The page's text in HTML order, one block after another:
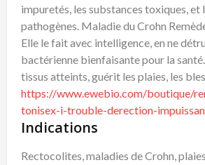
impuretés, les substances toxiques, et
pathogènes. Maladie du Crohn
Elle le fait avec intelligence, en ne
bactérienne bienfaisante pour la
tissus atteints, guérit les plaies, les
https://www.ewebio.com/boutique/
tonisex-i-trouble-derection-
Indications
Rectocolites, maladies de Crohn,